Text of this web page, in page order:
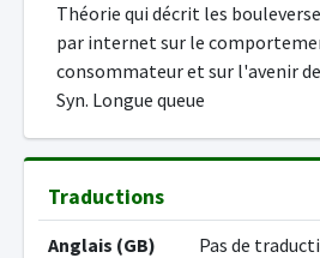
Théorie qui décrit les
par internet sur le
consommateur et sur l'avenir
Syn. Longue queue
Traductions
Anglais (GB)
Pas de